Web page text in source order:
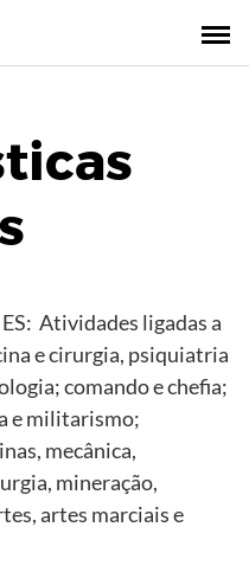
Atividades ligadas a
e cirurgia, psiquiatria
comando e chefia;
e militarismo;
mecânica,
mineração,
artes marciais e